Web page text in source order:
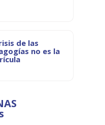
de las
no es la